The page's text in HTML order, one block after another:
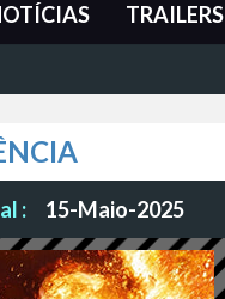
TRAILERS
: 15-Maio-2025